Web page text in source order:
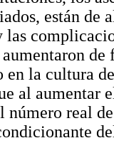
están de
las
aumentaron
la cultura
al aumentar
real